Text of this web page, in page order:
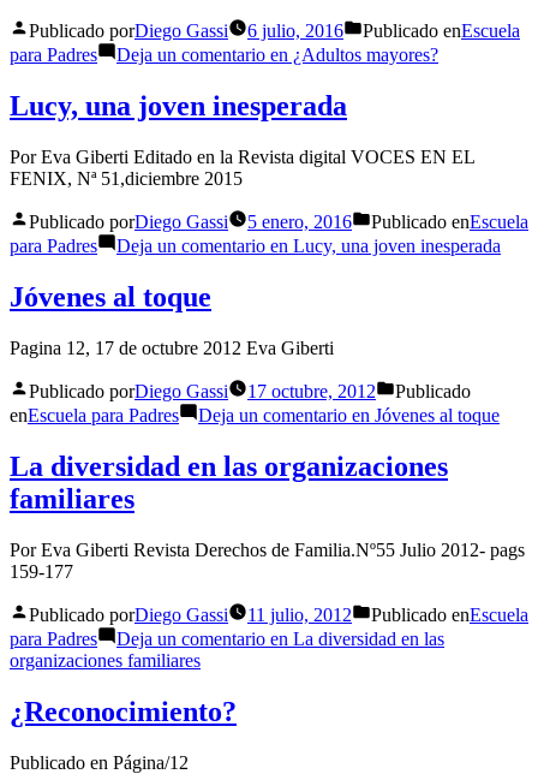
Publicado porDiego Gassi 6 julio, 2016 Publicado enEscuela
para Padres
Deja un comentario en ¿Adultos mayores?
Lucy, una joven inesperada
Por Eva Giberti Editado en la Revista digital VOCES EN EL
FENIX, Nª 51,diciembre 2015
Publicado porDiego Gassi 5 enero, 2016 Publicado enEscuela
para Padres
Deja un comentario en Lucy, una joven inesperada
Jóvenes al toque
Pagina 12, 17 de octubre 2012 Eva Giberti
Publicado porDiego Gassi 17 octubre, 2012
Publicado
enEscuela para Padres Deja un comentario en Jóvenes al toque
La diversidad en las organizaciones
familiares
Por Eva Giberti Revista Derechos de Familia.Nº55 Julio 2012- pags
159-177
Publicado porDiego Gassi 11 julio, 2012 Publicado enEscuela
para Padres
Deja un comentario en La diversidad en las
organizaciones familiares
¿Reconocimiento?
Publicado en Página/12